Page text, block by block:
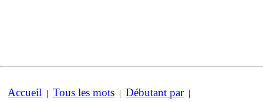
Accueil | Tous les mots | Débutant par|